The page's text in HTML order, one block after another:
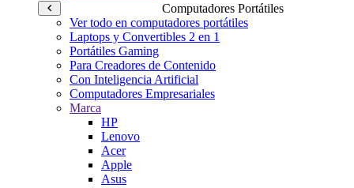
Computadores Portátiles
Ver todo en computadores portátiles
Laptops y Convertibles 2 en 1
Portátiles Gaming
Para Creadores de Contenido
Con Inteligencia Artificial
Computadores Empresariales
Marca
HP
Lenovo
Acer
Apple
Asus